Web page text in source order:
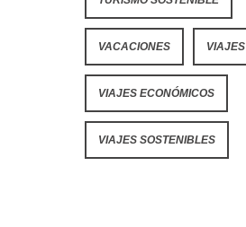
VACACIONES VIAJES
VIAJES ECONÓMICOS
VIAJES SOSTENIBLES